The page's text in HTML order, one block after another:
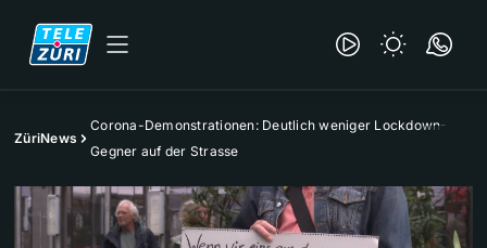
ZüriNews
Corona-Demonstrationen: Deutlich weniger Lockdown-
Gegner auf der Strasse